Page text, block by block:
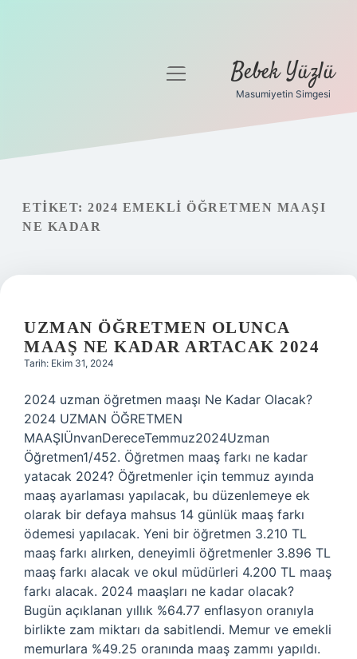
Gizlilik Politikası
menüyü
Bebek Yüzlü
Masumiyetin Simgesi
ETIKET: 2024 EMEKLI ÖĞRETMEN MAAŞI
NE KADAR
UZMAN ÖĞRETMEN OLUNCA
MAAŞ NE KADAR ARTACAK 2024
Tarih: Ekim 31, 2024
2024 uzman öğretmen maaşı Ne Kadar Olacak?
2024 UZMAN ÖĞRETMEN
MAAŞIÜnvanDereceTemmuz2024Uzman
Öğretmen1/452. Öğretmen maaş farkı ne kadar
yatacak 2024? Öğretmenler için temmuz ayında
maaş ayarlaması yapılacak, bu düzenlemeye ek
olarak bir defaya mahsus 14 günlük maaş farkı
ödemesi yapılacak. Yeni bir öğretmen 3.210 TL
maaş farkı alırken, deneyimli öğretmenler 3.896 TL
maaş farkı alacak ve okul müdürleri 4.200 TL maaş
farkı alacak. 2024 maaşları ne kadar olacak?
Bugün açıklanan yıllık %64.77 enflasyon oranıyla
birlikte zam miktarı da sabitlendi. Memur ve emekli
memurlara %49.25 oranında maaş zammı yapıldı.